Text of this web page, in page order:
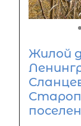
Жилой